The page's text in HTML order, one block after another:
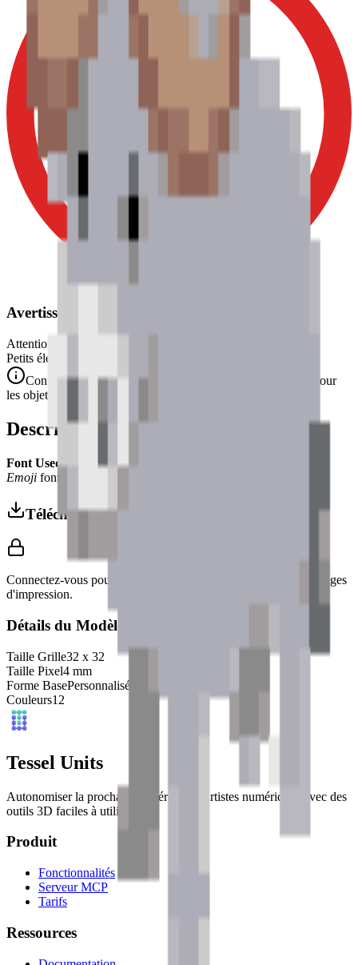
0-3
Avertissement de Sécurité
Attention. Ne convient pas aux enfants de moins de 3 ans.
Petits éléments. Danger d'étouffement.
Conforme aux normes de sécurité CE/NF (NF EN 71-1) pour
les objets de petite taille.
Description
Font Used: This design is inspired by the iconic
Emoji font style, adapted into high-quality pixel art.
Télécharger 3MF
Connectez-vous pour télécharger ce modèle et accéder aux réglages
d'impression.
Détails du Modèle
Taille Grille32 x 32
Taille Pixel4 mm
Forme BasePersonnalisé
Couleurs12
Tessel Units
Autonomiser la prochaine génération d'artistes numériques avec des
outils 3D faciles à utiliser.
Produit
Fonctionnalités
Serveur MCP
Tarifs
Ressources